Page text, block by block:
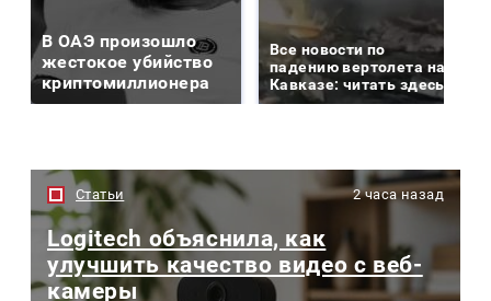
В ОАЭ произошло
жестокое убийство
криптомиллионера
Все новости по
падению вертолета на
Кавказе: читать здесь
Статьи 2 часа назад
Logitech объяснила, как
улучшить качество видео с веб-
камеры